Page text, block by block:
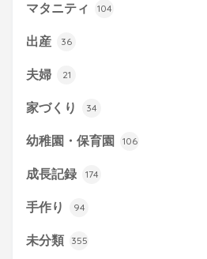
マタニティ 104
出産 36
夫婦 21
家づくり 34
幼稚園・保育園 106
成長記録 174
手作り 94
未分類 355